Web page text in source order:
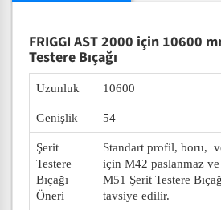
FRIGGI AST 2000 için 10600
Testere Bıçağı
Uzunluk 10600
Genişlik 54
Şerit
Testere
Bıçağı
Öneri
Standart profil, boru,
için M42 paslanmaz
M51 Şerit Testere
tavsiye edilir.